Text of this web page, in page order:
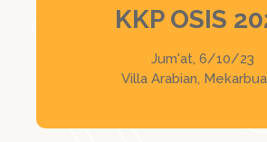
KKP OSIS
Jum'at, 6/10/23
Villa Arabian,